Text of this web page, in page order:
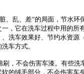
、乱、差”的局面，节水
，它在洗车过程中用的
洗车效果好、节约水资源
车方式。
刷，不会伤害车漆。有些
的绒毛部分，不会伤害车